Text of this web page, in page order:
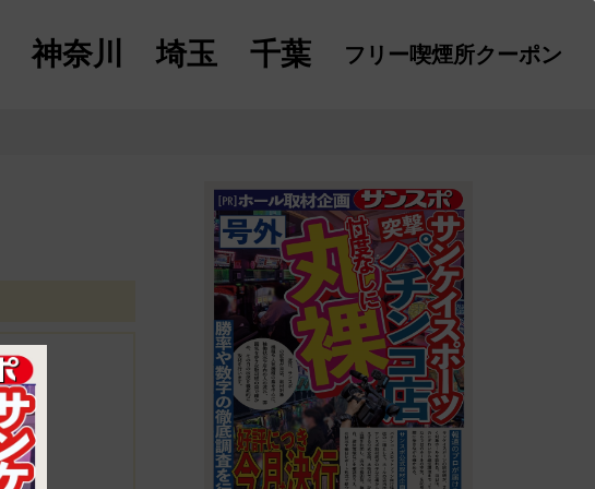
神奈川 埼玉 千葉 フリー喫煙所クーポン